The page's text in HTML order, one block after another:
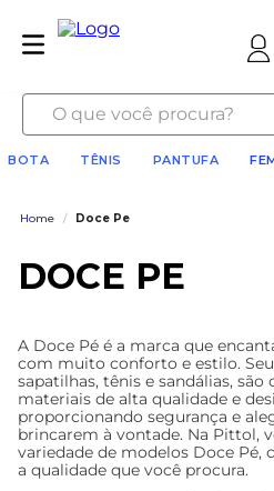
O que você procura?
BOTA TÊNIS PANTUFA
Home / Doce Pe
DOCE PE
A Doce Pé é a marca que
com muito conforto e estilo.
sapatilhas, tênis e sandálias,
materiais de alta qualidade e
proporcionando segurança e
brincarem à vontade. Na Pittol,
variedade de modelos Doce Pé,
a qualidade que você procura.